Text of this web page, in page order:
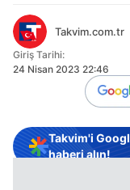
Takvim.com.tr
Giriş Tarihi:
24 Nisan 2023 22:46
Takvim'i
haberi alın!